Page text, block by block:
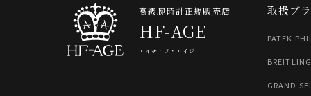
高級腕時計正規販売店
HF-AGE
エイチエフ・エイジ
取扱ブ
PATEK
BREITLING
GRAND